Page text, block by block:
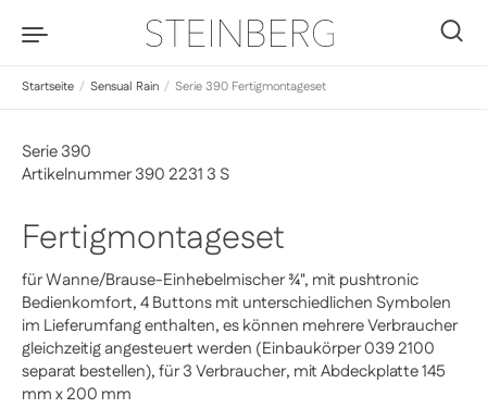
Startseite / Sensual Rain / Serie 390 Fertigmontageset
Fertigmontageset
für Wanne/Brause-Einhebelmischer ¾", mit pushtronic
Bedienkomfort, 4 Buttons mit unterschiedlichen Symbolen
im Lieferumfang enthalten, es können mehrere Verbraucher
gleichzeitig angesteuert werden (Einbaukörper 039 2100
separat bestellen), für 3 Verbraucher, mit Abdeckplatte 145
mm x 200 mm
Serie 390
Artikelnummer 390 2231 3 S